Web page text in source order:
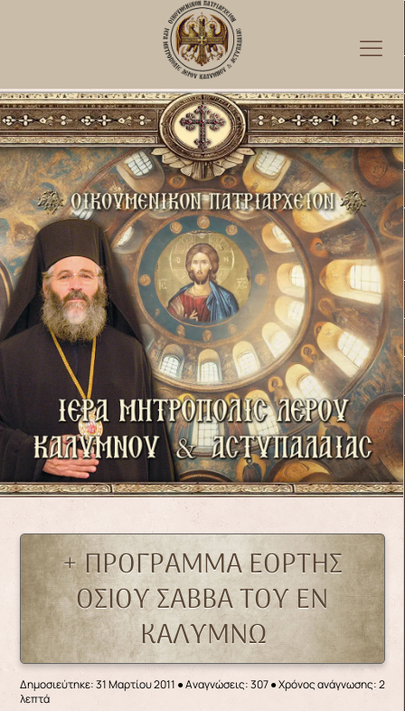
+ ΠΡΟΓΡΑΜΜΑ ΕΟΡΤΗΣ
ΟΣΙΟΥ ΣΑΒΒΑ ΤΟΥ ΕΝ
ΚΑΛΥΜΝΩ
Δημοσιεύτηκε: 31 Μαρτίου 2011 ●Αναγνώσεις: 307● Χρόνος ανάγνωσης: 2
λεπτά